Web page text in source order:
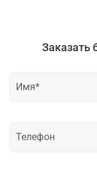
Заказать